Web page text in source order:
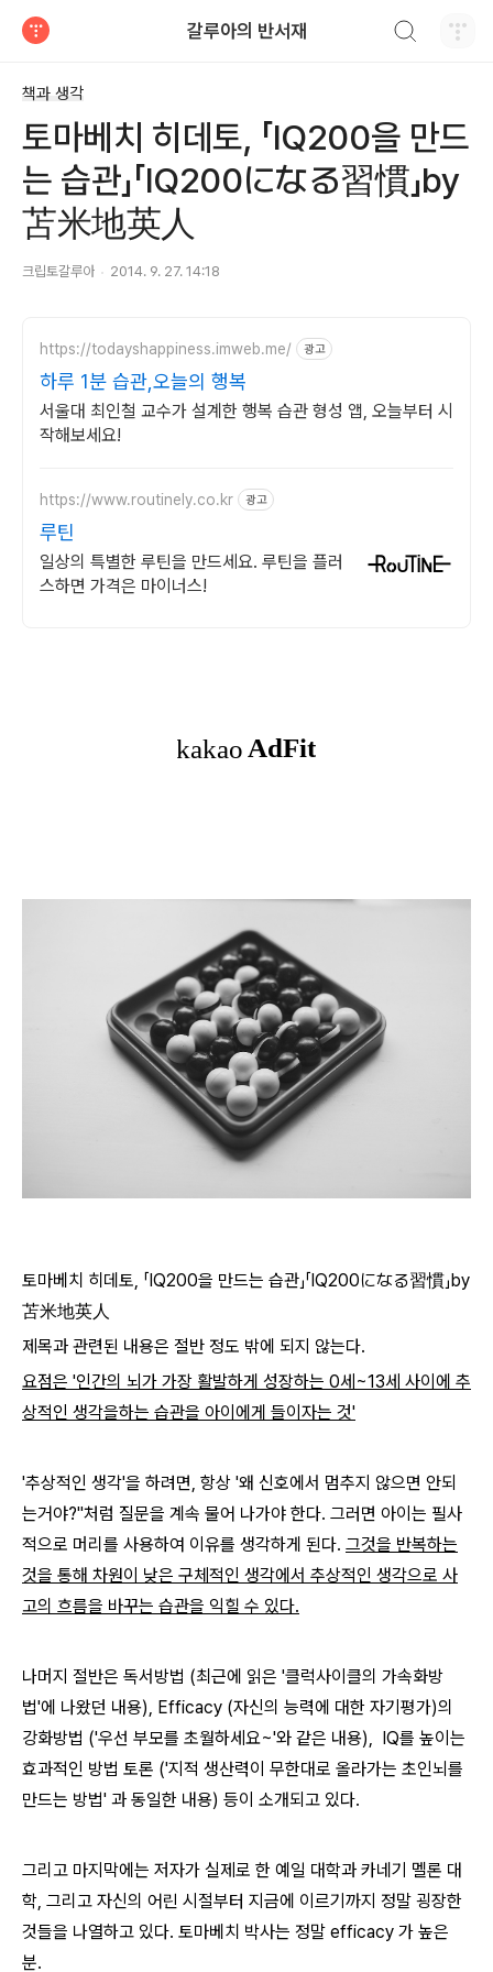
갈루아의 반서재
책과 생각
토마베치 히데토, 「IQ200을 만드
는 습관」「IQ200になる習慣」by
苫米地英人
크립토갈루아 2014. 9. 27. 14:18
https://todayshappiness.imweb.me/ 광고
하루 1분 습관,오늘의 행복
서울대 최인철 교수가 설계한 행복 습관 형성 앱, 오늘부터 시
작해보세요!
https://www.routinely.co.kr 광고
루틴
일상의 특별한 루틴을 만드세요. 루틴을 플러
스하면 가격은 마이너스!
토마베치 히데토, 「IQ200을 만드는 습관」「IQ200になる習慣」by
苫米地英人
제목과 관련된 내용은 절반 정도 밖에 되지 않는다.
요점은 '인간의 뇌가 가장 활발하게 성장하는 0세~13세 사이에 추
상적인 생각을하는 습관을 아이에게 들이자는 것'
'추상적인 생각'을 하려면, 항상 '왜 신호에서 멈추지 않으면 안되
는거야?''처럼 질문을 계속 물어 나가야 한다. 그러면 아이는 필사
적으로 머리를 사용하여 이유를 생각하게 된다. 그것을 반복하는
것을 통해 차원이 낮은 구체적인 생각에서 추상적인 생각으로 사
고의 흐름을 바꾸는 습관을 익힐 수 있다.
나머지 절반은 독서방법 (최근에 읽은 '클럭사이클의 가속화방
법'에 나왔던 내용), Efficacy (자신의 능력에 대한 자기평가)의
강화방법 ('우선 부모를 초월하세요~'와 같은 내용), IQ를 높이는
효과적인 방법 토론 ('지적 생산력이 무한대로 올라가는 초인뇌를
만드는 방법' 과 동일한 내용) 등이 소개되고 있다.
그리고 마지막에는 저자가 실제로 한 예일 대학과 카네기 멜론 대
학, 그리고 자신의 어린 시절부터 지금에 이르기까지 정말 굉장한
것들을 나열하고 있다. 토마베치 박사는 정말 efficacy 가 높은
분.